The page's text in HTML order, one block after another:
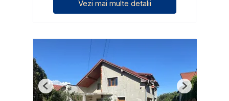
Vezi mai multe detalii
Previous Next